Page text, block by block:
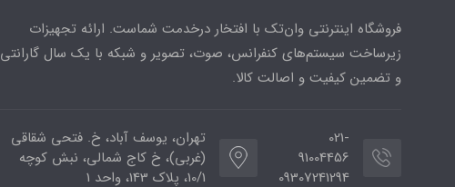
فروشگاه اینترنتی وان‌تک با افتخار درخدمت شماست. ارائه تجهیزات
زیرساخت سیستم‌های کنفرانس، صوت، تصویر و شبکه با یک سال گارانتی
و تضمین کیفیت و اصالت کالا.
021-
91004456
09307241294
تهران، یوسف آباد، خ. فتحی شقاقی
(غربی)، خ کاج شمالی، نبش کوچه
10/1، پلاک 143، واحد 1